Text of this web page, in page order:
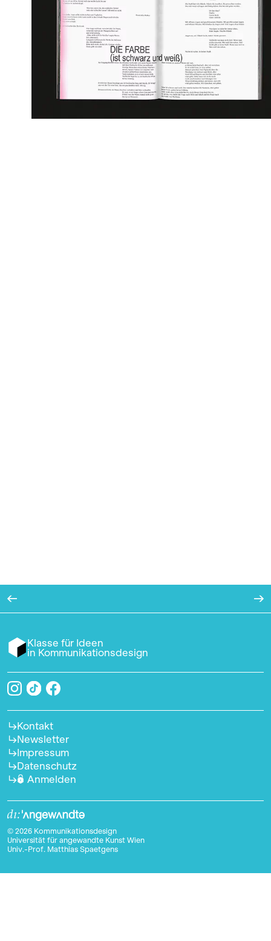
Klasse für Ideen
in Kommunikationsdesign
Kontakt
Newsletter
Impressum
Datenschutz
Anmelden
© 2026 Kommunikationsdesign
Universität für angewandte Kunst Wien
Univ.-Prof. Matthias Spaetgens